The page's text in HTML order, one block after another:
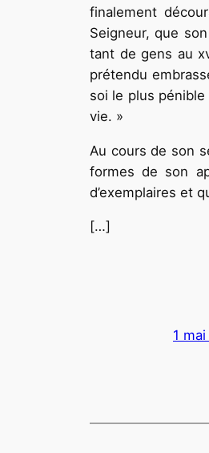
finalement
Seigneur, que
tant de gens au
prétendu
soi le plus
vie. »
Au cours de son
formes de son
d’exemplaires et
[…]
1